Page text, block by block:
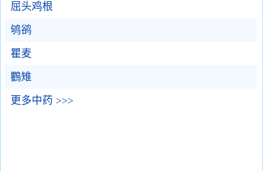
屈头鸡根
鸲鹆
瞿麦
鸜雉
更多中药 >>>